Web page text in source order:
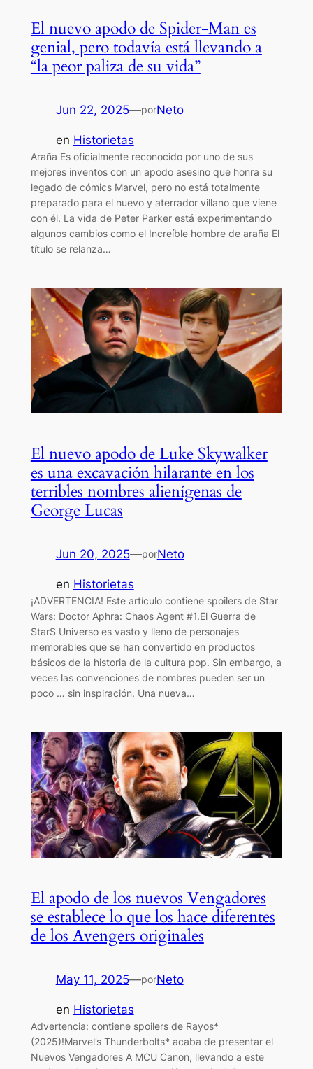
El nuevo apodo de Spider-Man es
genial, pero todavía está llevando a
“la peor paliza de su vida”
Jun 22, 2025—porNeto
en Historietas
Araña Es oficialmente reconocido por uno de sus
mejores inventos con un apodo asesino que honra su
legado de cómics Marvel, pero no está totalmente
preparado para el nuevo y aterrador villano que viene
con él. La vida de Peter Parker está experimentando
algunos cambios como el Increíble hombre de araña El
título se relanza…
El nuevo apodo de Luke Skywalker
es una excavación hilarante en los
terribles nombres alienígenas de
George Lucas
Jun 20, 2025—porNeto
en Historietas
¡ADVERTENCIA! Este artículo contiene spoilers de Star
Wars: Doctor Aphra: Chaos Agent #1.El Guerra de
StarS Universo es vasto y lleno de personajes
memorables que se han convertido en productos
básicos de la historia de la cultura pop. Sin embargo, a
veces las convenciones de nombres pueden ser un
poco … sin inspiración. Una nueva…
El apodo de los nuevos Vengadores
se establece lo que los hace diferentes
de los Avengers originales
May 11, 2025—porNeto
en Historietas
Advertencia: contiene spoilers de Rayos*
(2025)!Marvel’s Thunderbolts* acaba de presentar el
Nuevos Vengadores A MCU Canon, llevando a este